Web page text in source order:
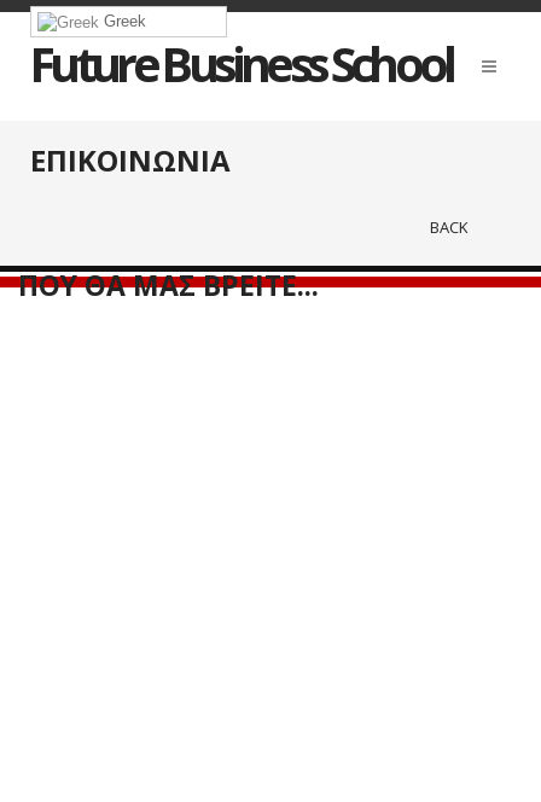
Greek
Future Business School
ΕΠΙΚΟΙΝΩΝΙΑ
BACK
ΠΟΥ ΘΑ ΜΑΣ ΒΡΕΙΤΕ...